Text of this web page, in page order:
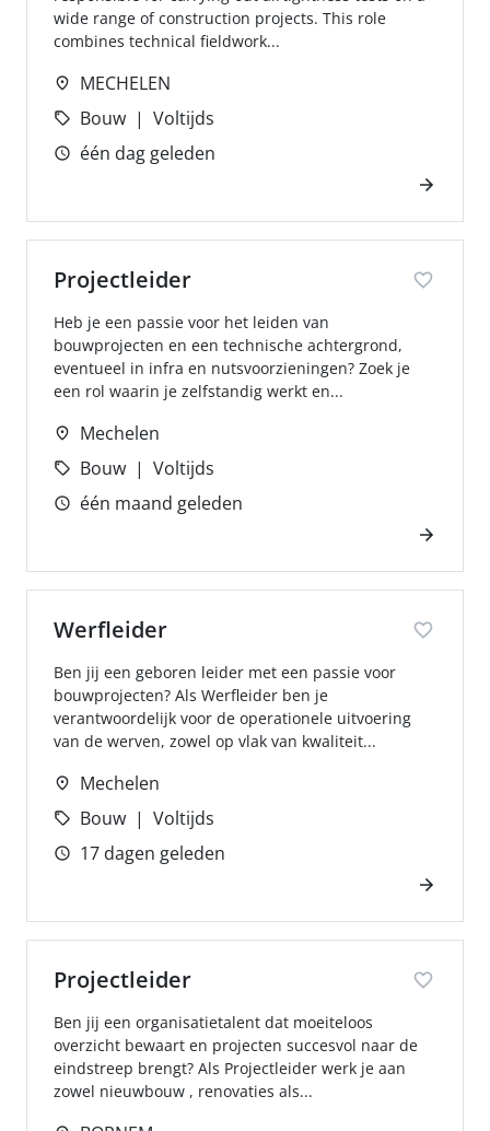
wide range of construction projects. This role
combines technical fieldwork...
MECHELEN
Bouw
Voltijds
één dag geleden
Projectleider
Heb je een passie voor het leiden van
bouwprojecten en een technische achtergrond,
eventueel in infra en nutsvoorzieningen? Zoek je
een rol waarin je zelfstandig werkt en...
Mechelen
Bouw
Voltijds
één maand geleden
Werfleider
Ben jij een geboren leider met een passie voor
bouwprojecten? Als Werfleider ben je
verantwoordelijk voor de operationele uitvoering
van de werven, zowel op vlak van kwaliteit...
Mechelen
Bouw
Voltijds
17 dagen geleden
Projectleider
Ben jij een organisatietalent dat moeiteloos
overzicht bewaart en projecten succesvol naar de
eindstreep brengt? Als Projectleider werk je aan
zowel nieuwbouw , renovaties als...